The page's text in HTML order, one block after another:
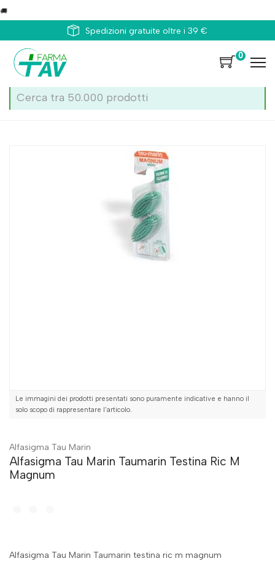
Spedizioni gratuite oltre i 39 €
0
Alfasigma Tau Marin Taumarin Testina Ric M Magnum
Le immagini dei prodotti presentati sono puramente indicative e hanno il
solo scopo di rappresentare l'articolo.
Alfasigma Tau Marin
Alfasigma Tau Marin Taumarin Testina Ric M
Magnum
Alfasigma Tau Marin Taumarin testina ric m magnum